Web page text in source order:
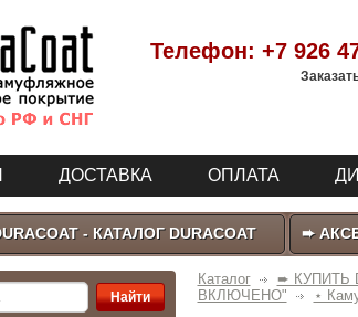
Телефон: +7 926
ДОСТАВКА ОПЛАТА
- КАТАЛОГ DURACOAT ➨
Каталог ➨ КУПИТЬ
ВКЛЮЧЕНО"
⋆